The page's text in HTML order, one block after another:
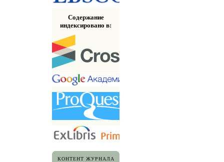
Содержание
индексировано в:
КОНТЕНТ ЖУРНАЛА